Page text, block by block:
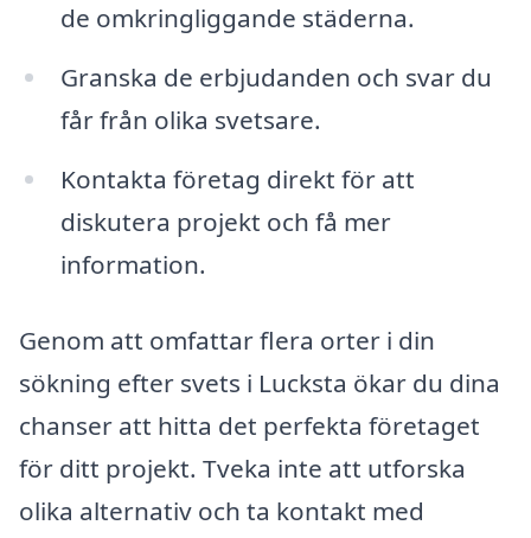
de omkringliggande städerna.
Granska de erbjudanden och svar du
får från olika svetsare.
Kontakta företag direkt för att
diskutera projekt och få mer
information.
Genom att omfattar flera orter i din
sökning efter svets i Lucksta ökar du dina
chanser att hitta det perfekta företaget
för ditt projekt. Tveka inte att utforska
olika alternativ och ta kontakt med